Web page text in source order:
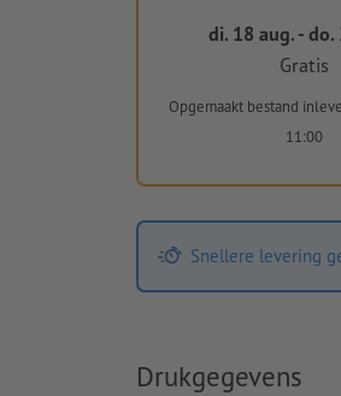
di. 18 aug. - do.
Gratis
Opgemaakt bestand
11:00
Snellere levering
Drukgegevens